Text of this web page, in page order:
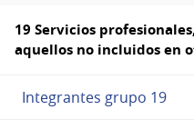
19 Servicios
aquellos no incluidos en
Integrantes grupo 19